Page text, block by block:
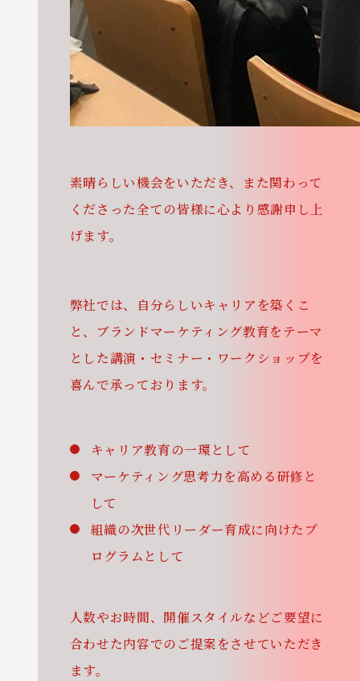
素晴らしい機会をいただき、また関わって
くださった全ての皆様に心より感謝申し上
げます。
弊社では、自分らしいキャリアを築くこ
と、ブランドマーケティング教育をテーマ
とした講演・セミナー・ワークショップを
喜んで承っております。
キャリア教育の一環として
マーケティング思考力を高める研修と
して
組織の次世代リーダー育成に向けたプ
ログラムとして
人数やお時間、開催スタイルなどご要望に
合わせた内容でのご提案をさせていただき
ます。